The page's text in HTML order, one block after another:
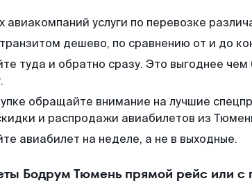
авиакомпаний услуги по перевозке
дешево, по сравнению от и до
туда и обратно сразу. Это выгоднее
обращайте внимание на лучшие
и распродажи авиабилетов из
авиабилет на неделе, а не в выходные.
Бодрум Тюмень прямой рейс или с